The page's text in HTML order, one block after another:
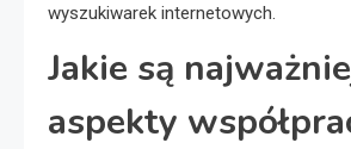
wyszukiwarek internetowych.
Jakie są
aspekty